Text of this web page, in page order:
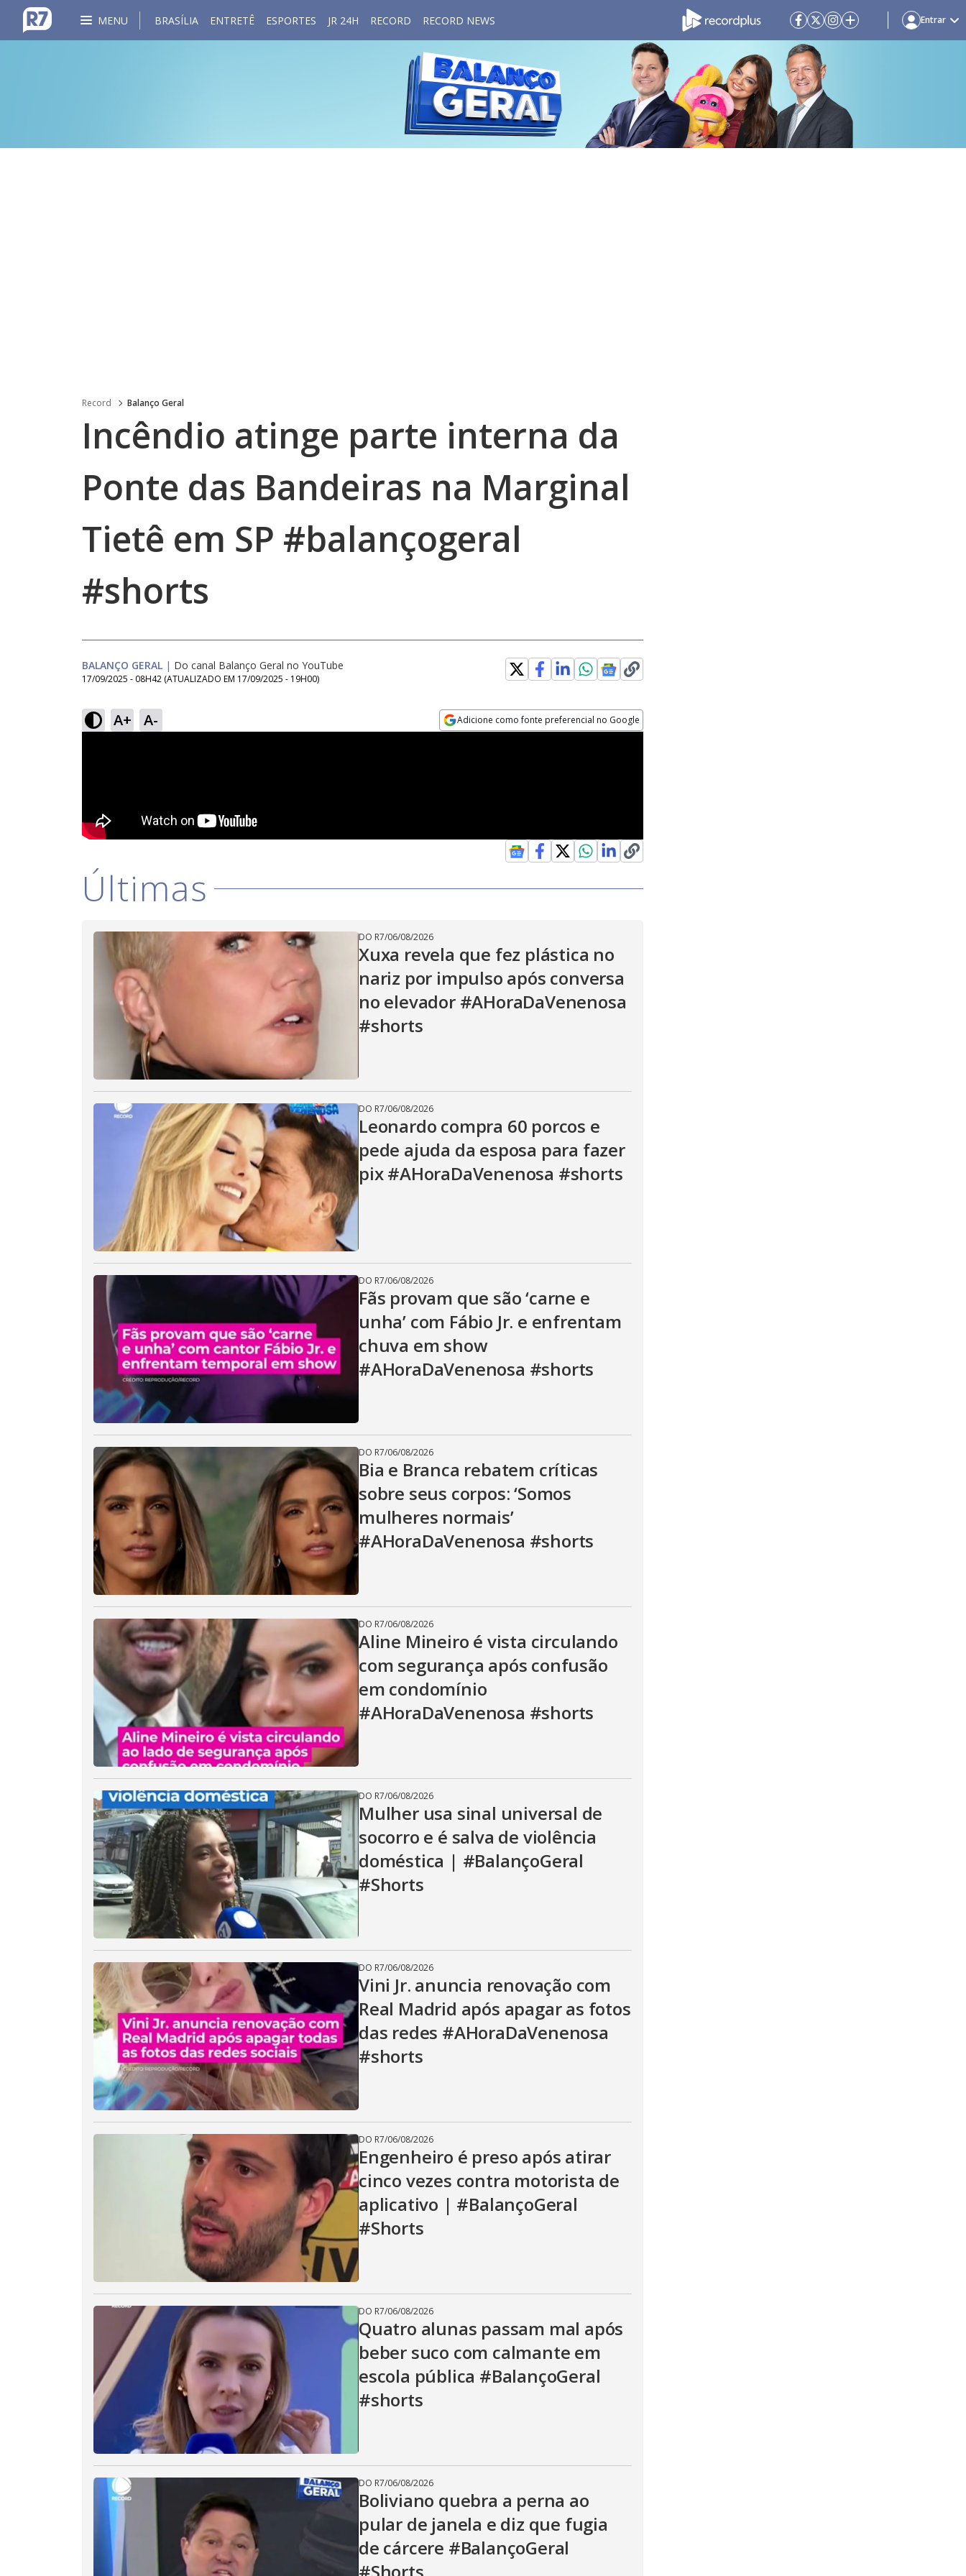
MENU BRASÍLIA ENTRETÊ ESPORTES JR 24H RECORD RECORD NEWS Entrar
Record Balanço Geral
Incêndio atinge parte interna da
Ponte das Bandeiras na Marginal
Tietê em SP #balançogeral
#shorts
BALANÇO GERAL | Do canal Balanço Geral no YouTube
17/09/2025 - 08H42 (ATUALIZADO EM 17/09/2025 - 19H00)
A+ A- Adicione como fonte preferencial no Google
Últimas
DO R7/06/08/2026
Xuxa revela que fez plástica no
nariz por impulso após conversa
no elevador #AHoraDaVenenosa
#shorts
DO R7/06/08/2026
Leonardo compra 60 porcos e
pede ajuda da esposa para fazer
pix #AHoraDaVenenosa #shorts
DO R7/06/08/2026
Fãs provam que são ‘carne e
unha’ com Fábio Jr. e enfrentam
chuva em show
#AHoraDaVenenosa #shorts
DO R7/06/08/2026
Bia e Branca rebatem críticas
sobre seus corpos: ‘Somos
mulheres normais’
#AHoraDaVenenosa #shorts
DO R7/06/08/2026
Aline Mineiro é vista circulando
com segurança após confusão
em condomínio
#AHoraDaVenenosa #shorts
DO R7/06/08/2026
Mulher usa sinal universal de
socorro e é salva de violência
doméstica | #BalançoGeral
#Shorts
DO R7/06/08/2026
Vini Jr. anuncia renovação com
Real Madrid após apagar as fotos
das redes #AHoraDaVenenosa
#shorts
DO R7/06/08/2026
Engenheiro é preso após atirar
cinco vezes contra motorista de
aplicativo | #BalançoGeral
#Shorts
DO R7/06/08/2026
Quatro alunas passam mal após
beber suco com calmante em
escola pública #BalançoGeral
#shorts
DO R7/06/08/2026
Boliviano quebra a perna ao
pular de janela e diz que fugia
de cárcere #BalançoGeral